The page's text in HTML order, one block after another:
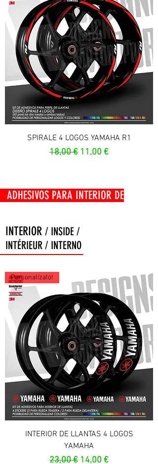
SPIRALE 4 LOGOS YAMAHA R1
Prix original
18,00 € Prix promotionnel
11,00 €
PARA INTERIOR DE
INTERIOR / INSIDE /
INTÉRIEUR / INTERNO
Personalízalo!
INTERIOR DE LLANTAS 4 LOGOS
YAMAHA
Prix original
23,00 € Prix promotionnel
14,00 €